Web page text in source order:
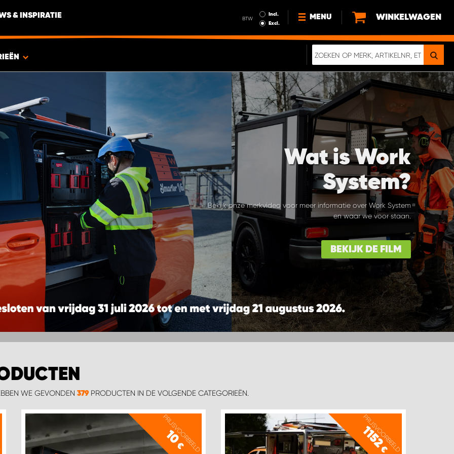
& INSPIRATIE BTW
Incl.
Excl.
MENU
NIEUWS
OVER ONS
DUURZAAMHEID
ALGEMENE VOORWAARDEN
GEGEVENSBESCHERMING
EEN ECHTE CRASHTEST
DIGITALE BROCHURE
WINKELWAGEN
Wat is Work
System?
Bekijk onze merkvideo voor meer informatie over Work System
en waar we voor staan.
BEKIJK DE FILM
WE GEVONDEN 379PRODUCTEN IN DE VOLGENDE CATEGORIEËN.
PRIJSVOORBEELD
10
€ PRIJSVOORBEELD
1152
€